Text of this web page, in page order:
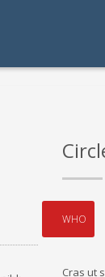
WHO
Cras ut